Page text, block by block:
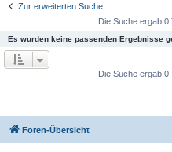
Zur erweiterten Suche
Die Suche ergab 0
Es wurden keine passenden Ergebnisse
Die Suche ergab 0
Foren-Übersicht